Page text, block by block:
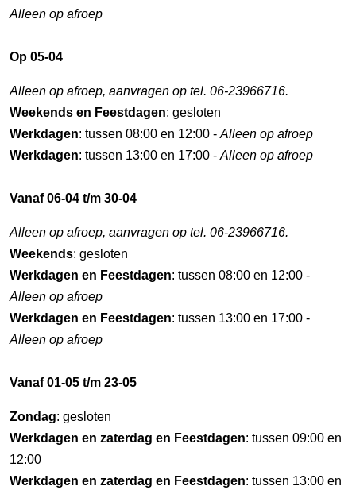
Alleen op afroep
Op 05-04
Alleen op afroep, aanvragen op tel. 06-23966716.
Weekends en Feestdagen: gesloten
Werkdagen: tussen 08:00 en 12:00 - Alleen op afroep
Werkdagen: tussen 13:00 en 17:00 - Alleen op afroep
Vanaf 06-04 t/m 30-04
Alleen op afroep, aanvragen op tel. 06-23966716.
Weekends: gesloten
Werkdagen en Feestdagen: tussen 08:00 en 12:00 -
Alleen op afroep
Werkdagen en Feestdagen: tussen 13:00 en 17:00 -
Alleen op afroep
Vanaf 01-05 t/m 23-05
Zondag: gesloten
Werkdagen en zaterdag en Feestdagen: tussen 09:00 en
12:00
Werkdagen en zaterdag en Feestdagen: tussen 13:00 en